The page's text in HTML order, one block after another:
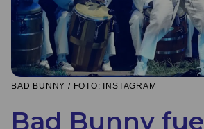
BAD BUNNY / FOTO: INSTAGRAM
Bad Bunny fue